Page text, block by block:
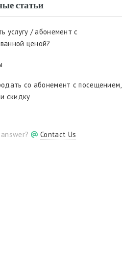
статьи
услугу / абонемент с
ценой?
со абонемент с посещением,
скидку
Contact Us